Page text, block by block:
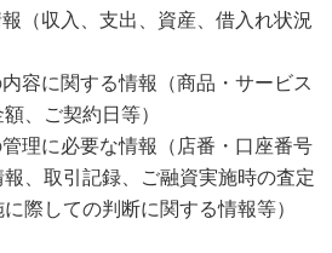
（収入、支出、資産、借入れ状況
容に関する情報（商品・サービス
、ご契約日等）
理に必要な情報（店番・口座番号
、取引記録、ご融資実施時の査定
際しての判断に関する情報等）